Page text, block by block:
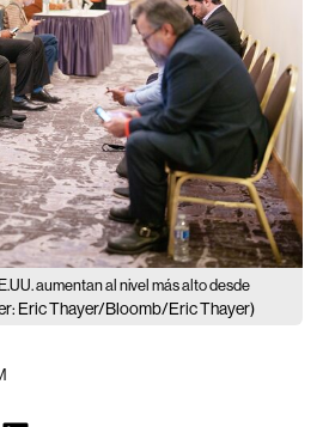
aumentan al nivel más alto desde
Eric Thayer/Bloomb/Eric Thayer)